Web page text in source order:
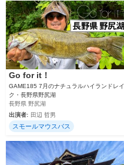
Go for it！
GAME185 7月のナチュラルハイランドレイ
ク・長野県野尻湖
長野県 野尻湖
出演者: 田辺 哲男
スモールマウスバス